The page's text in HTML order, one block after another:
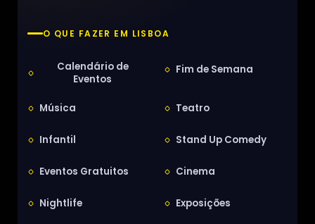
O QUE FAZER EM LISBOA
Calendário de
Eventos
Fim de Semana
Música Teatro
Infantil Stand Up Comedy
Eventos Gratuitos Cinema
Nightlife Exposições